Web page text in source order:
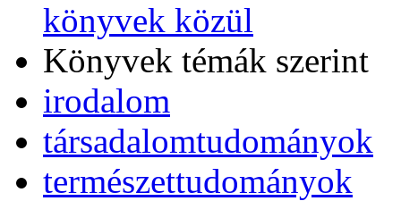
könyvek közül
Könyvek témák szerint
irodalom
társadalomtudományok
természettudományok